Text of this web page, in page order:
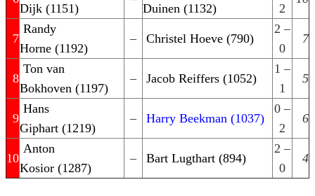
Dijk (1151)
Duinen (1132)
2
7
Randy
Horne (1192)
– Christel Hoeve (790)
2 –
0
7
8
Ton van
Bokhoven (1197)
– Jacob Reiffers (1052)
1 –
1
5
9
Hans
Giphart (1219)
– Harry Beekman (1037)
0 –
2
6
10
Anton
Kosior (1287)
– Bart Lugthart (894)
2 –
0
4